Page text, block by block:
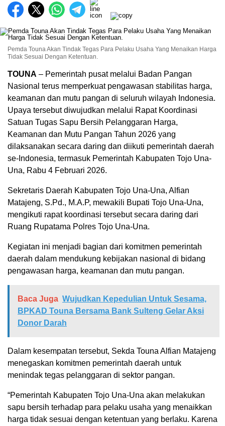
Pemda Touna Akan Tindak Tegas Para Pelaku Usaha Yang Menaikan Harga
Tidak Sesuai Dengan Ketentuan.
TOUNA – Pemerintah pusat melalui Badan Pangan
Nasional terus memperkuat pengawasan stabilitas harga,
keamanan dan mutu pangan di seluruh wilayah Indonesia.
Upaya tersebut diwujudkan melalui Rapat Koordinasi
Satuan Tugas Sapu Bersih Pelanggaran Harga,
Keamanan dan Mutu Pangan Tahun 2026 yang
dilaksanakan secara daring dan diikuti pemerintah daerah
se-Indonesia, termasuk Pemerintah Kabupaten Tojo Una-
Una, Rabu 4 Februari 2026.
Sekretaris Daerah Kabupaten Tojo Una-Una, Alfian
Matajeng, S.Pd., M.A.P, mewakili Bupati Tojo Una-Una,
mengikuti rapat koordinasi tersebut secara daring dari
Ruang Rupatama Polres Tojo Una-Una.
Kegiatan ini menjadi bagian dari komitmen pemerintah
daerah dalam mendukung kebijakan nasional di bidang
pengawasan harga, keamanan dan mutu pangan.
Baca Juga Wujudkan Kepedulian Untuk Sesama,
BPKAD Touna Bersama Bank Sulteng Gelar Aksi
Donor Darah
Dalam kesempatan tersebut, Sekda Touna Alfian Matajeng
menegaskan komitmen pemerintah daerah untuk
menindak tegas pelanggaran di sektor pangan.
“Pemerintah Kabupaten Tojo Una-Una akan melakukan
sapu bersih terhadap para pelaku usaha yang menaikkan
harga tidak sesuai dengan ketentuan yang berlaku. Karena